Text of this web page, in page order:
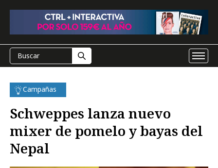
Campañas
Schweppes lanza nuevo
mixer de pomelo y bayas del
Nepal